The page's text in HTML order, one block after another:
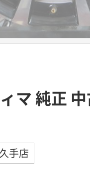
マ 純正
手店